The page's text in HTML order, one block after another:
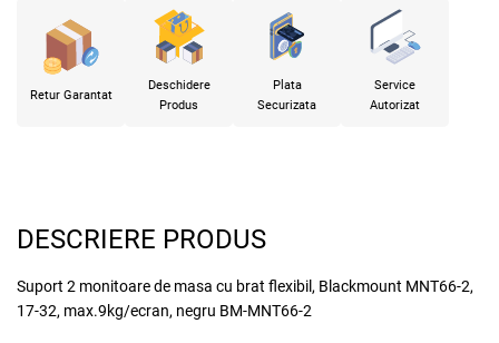
Retur Garantat
Deschidere
Produs
Plata
Securizata
Service
Autorizat
DESCRIERE PRODUS
Suport 2 monitoare de masa cu brat flexibil, Blackmount MNT66-2,
17-32, max.9kg/ecran, negru BM-MNT66-2